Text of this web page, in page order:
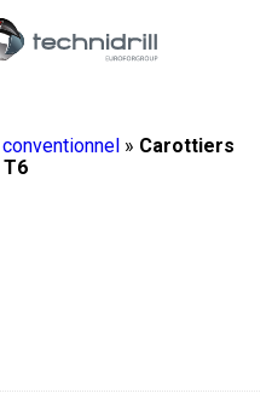
» Carottiers